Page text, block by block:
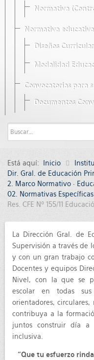
Normativa
Normativa educativa
Diseños
Modalidad
Convocatorias para
Documentos
Está aquí: Inicio
Dir. Gral. de Educación
2. Marco Normativo ·
02. Normativas
Res. CFE Nº 155/11
La Dirección Gral. de
Supervisión a través de
y con un gran trabajo
Docentes y equipos
Nivel, con la que se
escolar en todas sus
orientadores,
contribuya a la
juntos construir día a
inclusiva.
“Que tu esfuerzo